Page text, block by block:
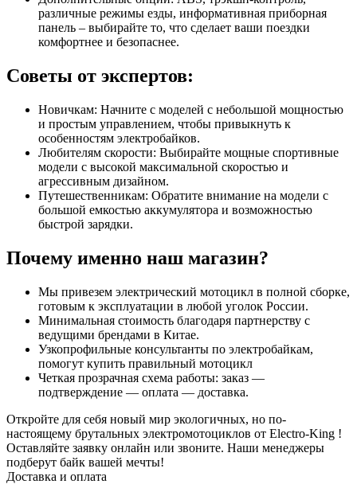
различные режимы езды, информативная приборная
панель – выбирайте то, что сделает ваши поездки
комфортнее и безопаснее.
Советы от экспертов:
Новичкам: Начните с моделей с небольшой мощностью
и простым управлением, чтобы привыкнуть к
особенностям электробайков.
Любителям скорости: Выбирайте мощные спортивные
модели с высокой максимальной скоростью и
агрессивным дизайном.
Путешественникам: Обратите внимание на модели с
большой емкостью аккумулятора и возможностью
быстрой зарядки.
Почему именно наш магазин?
Мы привезем электрический мотоцикл в полной сборке,
готовым к эксплуатации в любой уголок России.
Минимальная стоимость благодаря партнерству с
ведущими брендами в Китае.
Узкопрофильные консультанты по электробайкам,
помогут купить правильный мотоцикл
Четкая прозрачная схема работы: заказ —
подтверждение — оплата — доставка.
Откройте для себя новый мир экологичных, но по-
настоящему брутальных электромотоциклов от Electro-King !
Оставляйте заявку онлайн или звоните. Наши менеджеры
подберут байк вашей мечты!
Доставка и оплата